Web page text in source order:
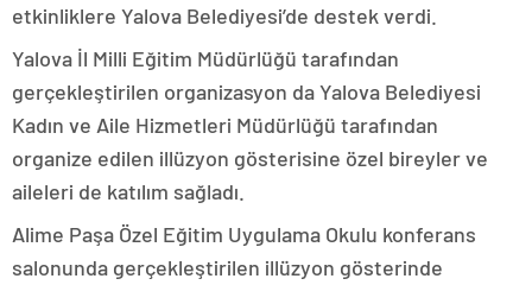
etkinliklere Yalova Belediyesi’de destek verdi.
Yalova İl Milli Eğitim Müdürlüğü tarafından
gerçekleştirilen organizasyon da Yalova Belediyesi
Kadın ve Aile Hizmetleri Müdürlüğü tarafından
organize edilen illüzyon gösterisine özel bireyler ve
aileleri de katılım sağladı.
Alime Paşa Özel Eğitim Uygulama Okulu konferans
salonunda gerçekleştirilen illüzyon gösterinde